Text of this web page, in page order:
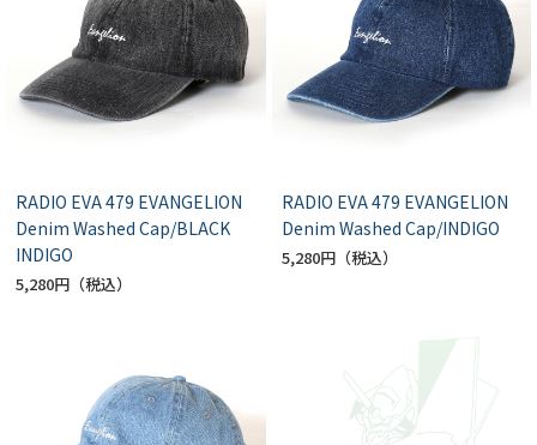
RADIO EVA 479 EVANGELION
Denim Washed Cap/BLACK
INDIGO
5,280円
RADIO EVA 479 EVANGELION
Denim Washed Cap/INDIGO
5,280円